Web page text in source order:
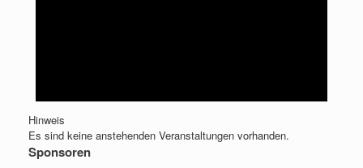
Hinweis
Es sind keine anstehenden Veranstaltungen vorhanden.
Sponsoren